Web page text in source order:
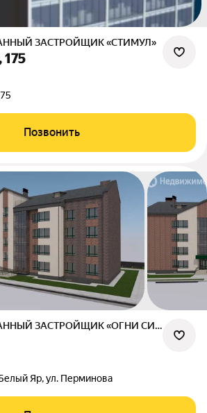
ЗАСТРОЙЩИК «СТИМУЛ»
Позвонить
ЗАСТРОЙЩИК «ОГНИ СИБИРИ»
Яр, ул. Перминова